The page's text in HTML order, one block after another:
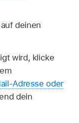
deinen
wird, klicke
Adresse oder
dein